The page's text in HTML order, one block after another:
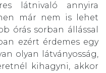
látnivaló annyira
már nem is lehet
órás sorban állással
ezért érdemes egy
olyan látványosság,
kihagyni, akkor